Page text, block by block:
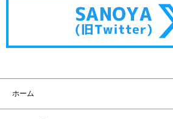
ホーム